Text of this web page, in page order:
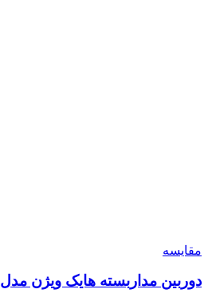
مقایسه
دوربین مداربسته هایک ویژن مدل DS-2CE10DF3T-FS